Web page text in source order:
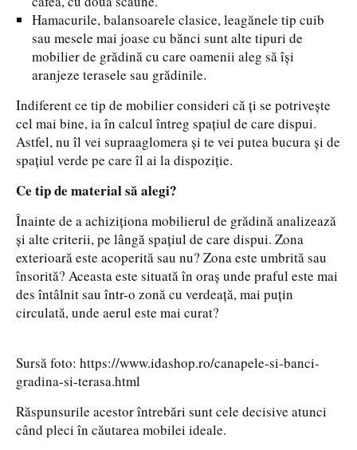
Hamacurile, balansoarele clasice, leagănele tip cuib
sau mesele mai joase cu bănci sunt alte tipuri de
mobilier de grădină cu care oamenii aleg să își
aranjeze terasele sau grădinile.
Indiferent ce tip de mobilier consideri că ți se potrivește
cel mai bine, ia în calcul întreg spațiul de care dispui.
Astfel, nu îl vei supraaglomera și te vei putea bucura și de
spațiul verde pe care îl ai la dispoziție.
Ce tip de material să alegi?
Înainte de a achiziționa mobilierul de grădină analizează
și alte criterii, pe lângă spațiul de care dispui. Zona
exterioară este acoperită sau nu? Zona este umbrită sau
însorită? Aceasta este situată în oraș unde praful este mai
des întâlnit sau într-o zonă cu verdeață, mai puțin
circulată, unde aerul este mai curat?
Sursă foto: https://www.idashop.ro/canapele-si-banci-
gradina-si-terasa.html
Răspunsurile acestor întrebări sunt cele decisive atunci
când pleci în căutarea mobilei ideale.